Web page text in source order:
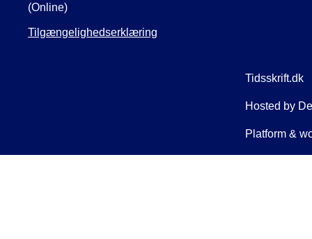
(Online)
Tilgængelighedserklæring